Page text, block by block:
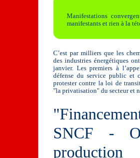
Manifestations
manifestants et rien à la
C’est par milliers que les
des industries énergétiques
janvier. Les premiers à
défense du service public et
protester contre la loi de
"la privatisation" du secteur et
SNCF -